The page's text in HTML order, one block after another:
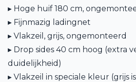
▸ Hoge huif 180 cm,
▸ Fijnmazig ladingnet
▸ Vlakzeil, grijs, ongemonteerd
▸ Drop sides 40 cm hoog (extra
duidelijkheid)
▸ Vlakzeil in speciale kleur (grijs